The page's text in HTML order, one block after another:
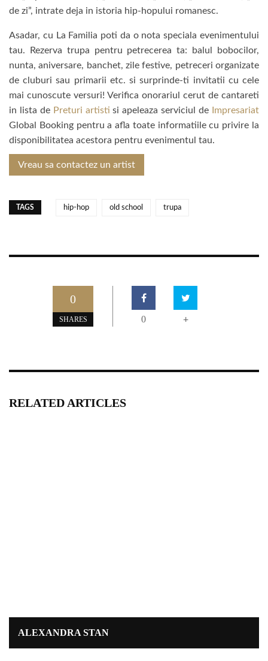
de zi”, intrate deja in istoria hip-hopului romanesc.
Asadar, cu La Familia poti da o nota speciala evenimentului
tau. Rezerva trupa pentru petrecerea ta: balul bobocilor,
nunta, aniversare, banchet, zile festive, petreceri organizate
de cluburi sau primarii etc. si surprinde-ti invitatii cu cele
mai cunoscute versuri! Verifica onorariul cerut de cantareti
in lista de Preturi artisti si apeleaza serviciul de
Impresariat
Global Booking pentru a afla toate informatiile cu privire la
disponibilitatea acestora pentru evenimentul tau.
Vreau sa contactez un artist
TAGS hip-hop old school trupa
0
SHARES 0 +
RELATED ARTICLES
ALEXANDRA STAN